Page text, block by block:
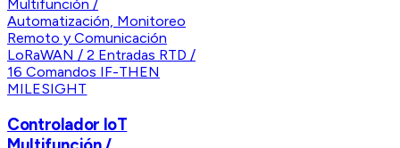
MILESIGHT
Controlador IoT